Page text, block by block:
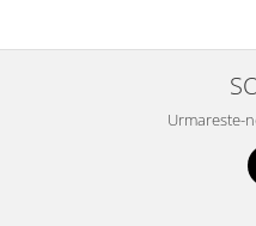
Urmareste-